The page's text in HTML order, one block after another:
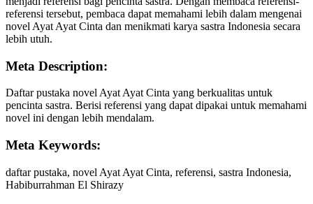
referensi tersebut, pembaca dapat memahami lebih dalam mengenai
novel Ayat Ayat Cinta dan menikmati karya sastra Indonesia secara
lebih utuh.
Meta Description:
Daftar pustaka novel Ayat Ayat Cinta yang berkualitas untuk
pencinta sastra. Berisi referensi yang dapat dipakai untuk memahami
novel ini dengan lebih mendalam.
Meta Keywords:
daftar pustaka, novel Ayat Ayat Cinta, referensi, sastra Indonesia,
Habiburrahman El Shirazy